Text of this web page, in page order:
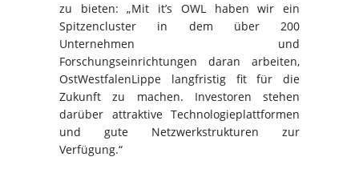
zu bieten: „Mit it’s OWL haben wir ein
Spitzencluster in dem über 200
Unternehmen und
Forschungseinrichtungen daran arbeiten,
OstWestfalenLippe langfristig fit für die
Zukunft zu machen. Investoren stehen
darüber attraktive Technologieplattformen
und gute Netzwerkstrukturen zur
Verfügung.“